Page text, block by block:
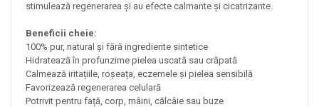
stimulează regenerarea și au efecte calmante și cicatrizante.
Beneficii cheie:
100% pur, natural și fără ingrediente sintetice
Hidratează în profunzime pielea uscată sau crăpată
Calmează iritațiile, roșeața, eczemele și pielea sensibilă
Favorizează regenerarea celulară
Potrivit pentru față, corp, mâini, călcâie sau buze